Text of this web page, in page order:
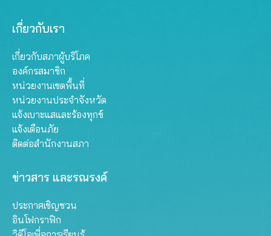
เกี่ยวกับเรา
เกี่ยวกับสภาผู้บริโภค
องค์กรสมาชิก
หน่วยงานเขตพื้นที่
หน่วยงานประจำจังหวัด
แจ้งเบาะแสและร้องทุกข์
แจ้งเตือนภัย
ติดต่อสำนักงานสภา
ข่าวสาร และรณรงค์
ประกาศเชิญชวน
อินโฟกราฟิก